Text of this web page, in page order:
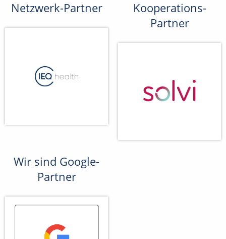
Netzwerk-Partner
Kooperations-
Partner
Wir sind Google-
Partner